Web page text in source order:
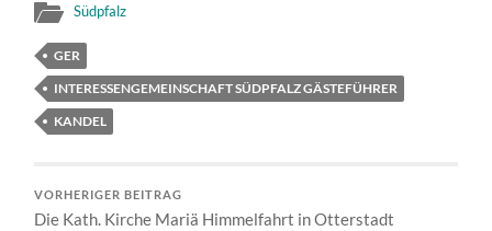
Südpfalz
GER
INTERESSENGEMEINSCHAFT SÜDPFALZ GÄSTEFÜHRER
KANDEL
VORHERIGER BEITRAG
Die Kath. Kirche Mariä Himmelfahrt in Otterstadt